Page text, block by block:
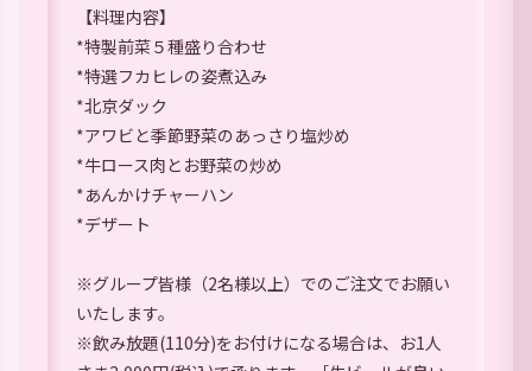
【料理内容】
*特製前菜５種盛り合わせ
*特選フカヒレの姿煮込み
*北京ダック
*アワビと季節野菜のあっさり塩炒め
*牛ロース肉とお野菜の炒め
*あんかけチャーハン
*デザート
※グループ皆様（2名様以上）でのご注文でお願い
いたします。
※飲み放題(110分)をお付けになる場合は、お1人